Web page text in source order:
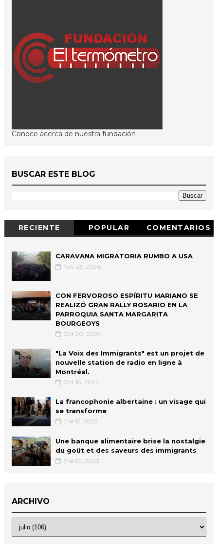
Conoce acerca de nuestra fundación
BUSCAR ESTE BLOG
RECIENTE POPULAR COMENTARIOS
CARAVANA MIGRATORIA RUMBO A USA
Nov 23, 2024
CON FERVOROSO ESPÍRITU MARIANO SE
REALIZÓ GRAN RALLY ROSARIO EN LA
PARROQUIA SANTA MARGARITA
BOURGEOYS
Oct 20, 2024
"La Voix des Immigrants" est un projet de
nouvelle station de radio en ligne à
Montréal.
Oct 18, 2024
La francophonie albertaine : un visage qui
se transforme
Ene 15, 2023
Une banque alimentaire brise la nostalgie
du goût et des saveurs des immigrants
Ene 10, 2023
ARCHIVO